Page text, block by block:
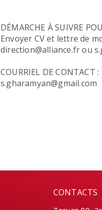
DÉMARCHE À SUIVRE
Envoyer CV et lettre de
direction@alliance.fr ou
COURRIEL DE CONTACT :
s.gharamyan@gmail.com
CONTACTS